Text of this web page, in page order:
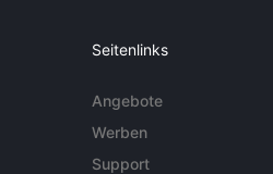
Seitenlinks
Angebote
Werben
Support